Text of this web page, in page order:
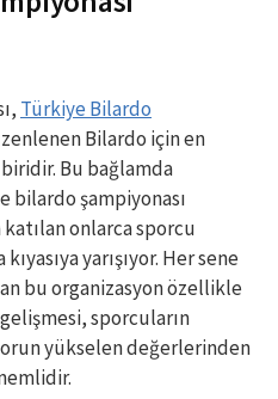
Türkiye Bilardo
Bilardo için en
Bu bağlamda
bilardo şampiyonası
onlarca sporcu
yarışıyor. Her sene
bu organizasyon özellikle
sporcuların
yükselen değerlerinden